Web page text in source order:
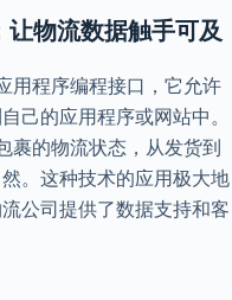
物流数据触手可及
用程序编程接口，它允许
己的应用程序或网站中。
裹的物流状态，从发货到
。这种技术的应用极大地
公司提供了数据支持和客